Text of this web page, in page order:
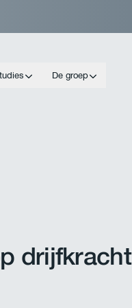
De groep
drijfkracht